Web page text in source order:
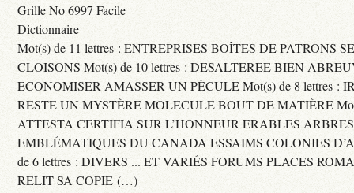
Grille No 6997 Facile
Dictionnaire
Mot(s) de 11 lettres : ENTREPRISES BOÎTES DE PATRONS
CLOISONS Mot(s) de 10 lettres : DESALTEREE BIEN
ECONOMISER AMASSER UN PÉCULE Mot(s) de 8 lettres :
RESTE UN MYSTÈRE MOLECULE BOUT DE MATIÈRE
ATTESTA CERTIFIA SUR L’HONNEUR ERABLES ARBRES
EMBLÉMATIQUES DU CANADA ESSAIMS COLONIES
de 6 lettres : DIVERS ... ET VARIÉS FORUMS PLACES
RELIT SA COPIE (…)